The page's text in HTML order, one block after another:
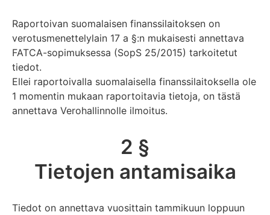
Raportoivan suomalaisen finanssilaitoksen on
verotusmenettelylain 17 a §:n mukaisesti annettava
FATCA-sopimuksessa (SopS 25/2015) tarkoitetut
tiedot.
Ellei raportoivalla suomalaisella finanssilaitoksella ole
1 momentin mukaan raportoitavia tietoja, on tästä
annettava Verohallinnolle ilmoitus.
2 §
Tietojen antamisaika
Tiedot on annettava vuosittain tammikuun loppuun